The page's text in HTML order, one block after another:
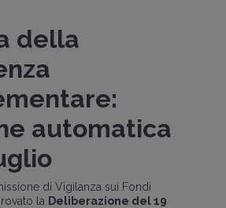
della
automatica
di Vigilanza sui Fondi
la Deliberazione del 19